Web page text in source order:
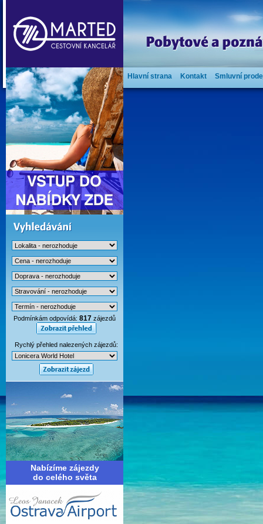
Hlavní strana Kontakt Smluvní
Podmínkám odpovídá: 817 zájezdů
Rychlý přehled nalezených zájezdů:
Nabízíme zájezdy
do celého světa